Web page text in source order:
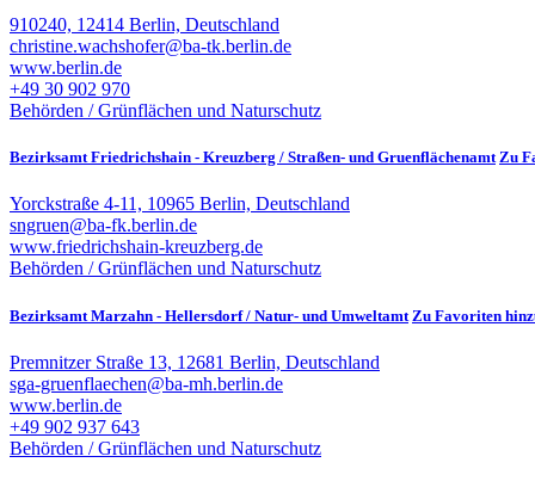
910240, 12414 Berlin, Deutschland
christine.wachshofer@ba-tk.berlin.de
www.berlin.de
+49 30 902 970
Behörden / Grünflächen und Naturschutz
Bezirksamt Friedrichshain - Kreuzberg / Straßen- und Gruenflächenamt Zu
Yorckstraße 4-11, 10965 Berlin, Deutschland
sngruen@ba-fk.berlin.de
www.friedrichshain-kreuzberg.de
Behörden / Grünflächen und Naturschutz
Bezirksamt Marzahn - Hellersdorf / Natur- und Umweltamt Zu Favoriten
Premnitzer Straße 13, 12681 Berlin, Deutschland
sga-gruenflaechen@ba-mh.berlin.de
www.berlin.de
+49 902 937 643
Behörden / Grünflächen und Naturschutz